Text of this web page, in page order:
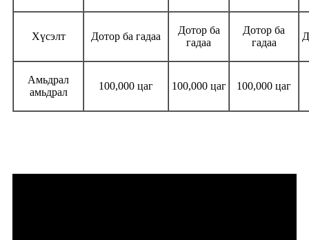
Хүсэлт Дотор ба гадаа
Дотор ба
гадаа
Дотор ба
гадаа
Амьдрал
амьдрал
100,000 цаг 100,000 цаг 100,000 цаг